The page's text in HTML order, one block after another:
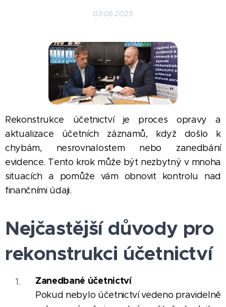
03.06.2025
Rekonstrukce účetnictví je proces opravy a
aktualizace účetních záznamů, když došlo k
chybám, nesrovnalostem nebo zanedbání
evidence. Tento krok může být nezbytný v mnoha
situacích a pomůže vám obnovit kontrolu nad
finančními údaji.
Nejčastější důvody pro
rekonstrukci účetnictví
Zanedbané účetnictví
Pokud nebylo účetnictví vedeno pravidelně